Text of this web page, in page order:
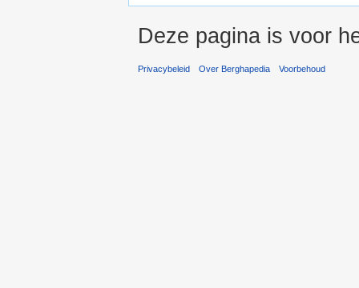
Deze pagina is voor
Privacybeleid Over Berghapedia Voorbehoud